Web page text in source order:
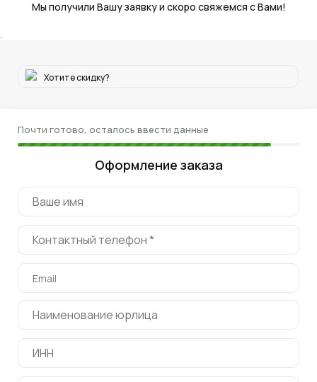
Мы получили Вашу заявку и скоро свяжемся с Вами!
Хотите скидку?
Почти готово, осталось ввести данные
Оформление заказа